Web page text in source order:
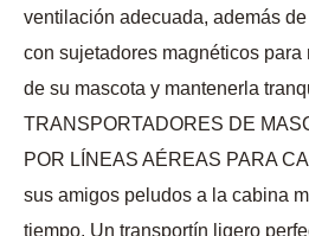
ventilación adecuada, además
con sujetadores magnéticos para
de su mascota y mantenerla
TRANSPORTADORES DE
POR LÍNEAS AÉREAS PARA
sus amigos peludos a la cabina
tiempo. Un transportín ligero